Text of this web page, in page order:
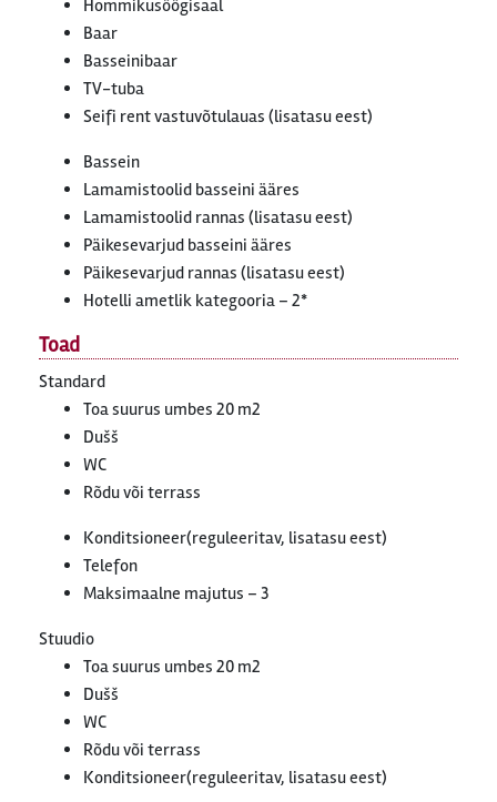
Hommikusöögisaal
Baar
Basseinibaar
TV-tuba
Seifi rent vastuvõtulauas (lisatasu eest)
Bassein
Lamamistoolid basseini ääres
Lamamistoolid rannas (lisatasu eest)
Päikesevarjud basseini ääres
Päikesevarjud rannas (lisatasu eest)
Hotelli ametlik kategooria – 2*
Toad
Standard
Toa suurus umbes 20 m2
Dušš
WC
Rõdu või terrass
Konditsioneer(reguleeritav, lisatasu eest)
Telefon
Maksimaalne majutus – 3
Stuudio
Toa suurus umbes 20 m2
Dušš
WC
Rõdu või terrass
Konditsioneer(reguleeritav, lisatasu eest)